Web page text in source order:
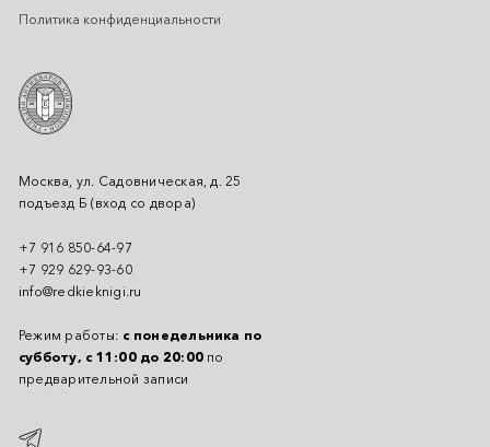
Москва, ул. Садовническая, д. 25
подъезд Б (вход со двора)
+7 916 850-64-97
+7 929 629-93-60
info@redkieknigi.ru
Режим работы: с понедельника по
субботу, с 11:00 до 20:00 по
предварительной записи
Политика конфиденциальности